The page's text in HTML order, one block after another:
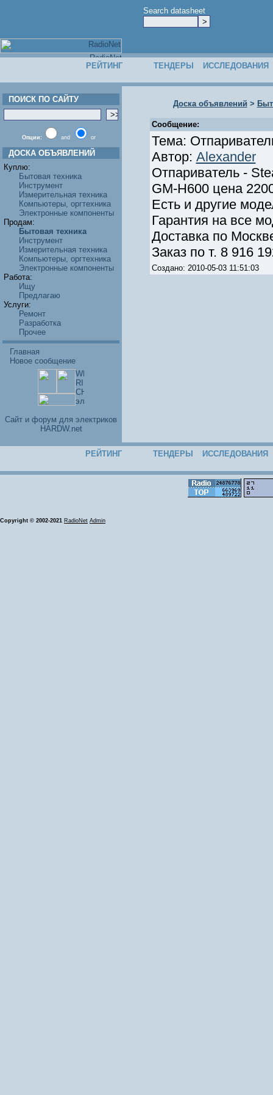
Search datasheet
РЕЙТИНГ ТЕНДЕРЫ ИССЛЕДОВАНИЯ
ПОИСК ПО САЙТУ
Опции: and or
ДОСКА ОБЪЯВЛЕНИЙ
Куплю:
Бытовая техника
Инструмент
Измерительная техника
Компьютеры, оргтехника
Электронные компоненты
Продам:
Бытовая техника
Инструмент
Измерительная техника
Компьютеры, оргтехника
Электронные компоненты
Работа:
Ищу
Предлагаю
Услуги:
Ремонт
Разработка
Прочее
Главная
Новое сообщение
Cайт и форум для электриков
HARDW.net
Доска объявлений >
Сообщение:
Тема:
Автор: Alexander
Отпариватель -
GM-H600 цена
Есть и другие
Гарантия на все
Доставка по
Заказ по т. 8 916
Создано: 2010-05-03 11:51:03
РЕЙТИНГ ТЕНДЕРЫ ИССЛЕДОВАНИЯ
Copyright © 2002-2021 RadioNet Admin